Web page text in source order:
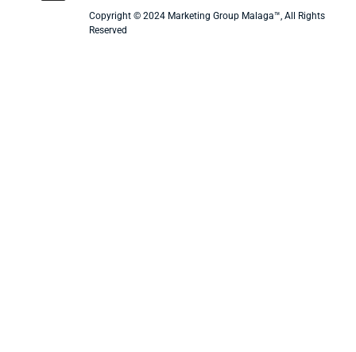
Copyright © 2024 Marketing Group Malaga™, All Rights
Reserved